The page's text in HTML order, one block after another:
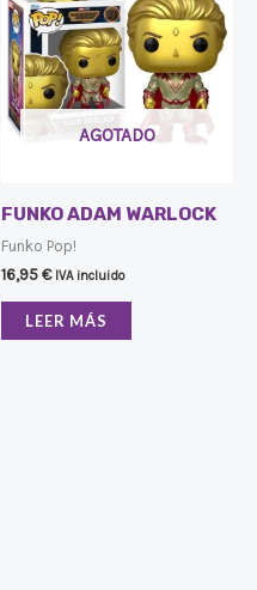
AGOTADO
FUNKO ADAM WARLOCK
Funko Pop!
16,95€ IVA incluido
LEER MÁS